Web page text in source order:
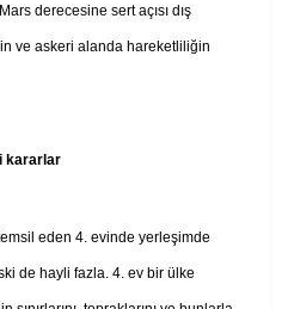
derecesine sert açısı dış
ve askeri alanda hareketliliğin
kararlar
eden 4. evinde yerleşimde
de hayli fazla. 4. ev bir ülke